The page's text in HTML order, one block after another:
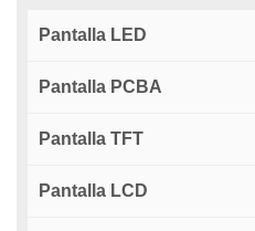
Pantalla LED
Pantalla PCBA
Pantalla TFT
Pantalla LCD